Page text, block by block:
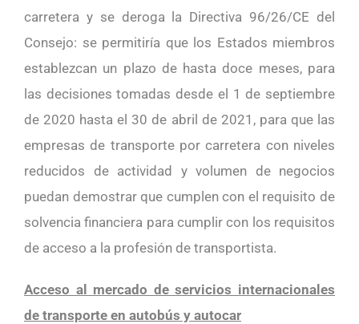
carretera y se deroga la Directiva 96/26/CE del
Consejo: se permitiría que los Estados miembros
establezcan un plazo de hasta doce meses, para
las decisiones tomadas desde el 1 de septiembre
de 2020 hasta el 30 de abril de 2021, para que las
empresas de transporte por carretera con niveles
reducidos de actividad y volumen de negocios
puedan demostrar que cumplen con el requisito de
solvencia financiera para cumplir con los requisitos
de acceso a la profesión de transportista.
Acceso al mercado de servicios internacionales
de transporte en autobús y autocar